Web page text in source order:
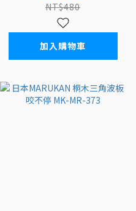
NT$480
加入購物車